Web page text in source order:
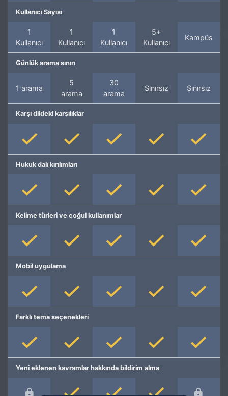
Kullanıcı Sayısı
1
Kullanıcı
1
Kullanıcı
1
Kullanıcı
5+
Kullanıcı
Kampüs
Günlük arama sınırı
1 arama
5
arama
30
arama
Sınırsız Sınırsız
Karşı dildeki karşılıklar
Hukuk dalı kırılımları
Kelime türleri ve çoğul kullanımlar
Mobil uygulama
Farklı tema seçenekleri
Yeni eklenen kavramlar hakkında bildirim alma